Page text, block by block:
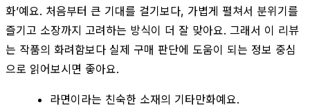
화’예요. 처음부터 큰 기대를 걸기보다, 가볍게 펼쳐서 분위기를
즐기고 소장까지 고려하는 방식이 더 잘 맞아요. 그래서 이 리뷰
는 작품의 화려함보다 실제 구매 판단에 도움이 되는 정보 중심
으로 읽어보시면 좋아요.
라면이라는 친숙한 소재의 기타만화예요.